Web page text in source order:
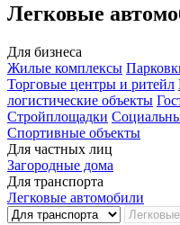
Легковые
Для бизнеса
Жилые комплексы
Торговые центры и ритейл
логистические объекты
Стройплощадки
Спортивные объекты
Для частных лиц
Загородные дома
Для транспорта
Легковые автомобили